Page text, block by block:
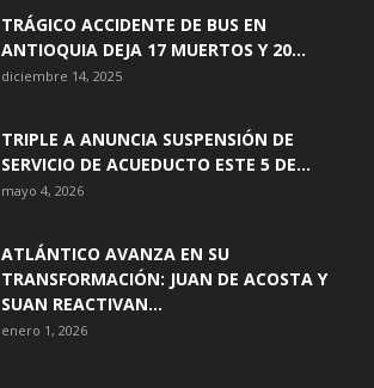
TRÁGICO ACCIDENTE DE BUS EN
ANTIOQUIA DEJA 17 MUERTOS Y 20...
diciembre 14, 2025
TRIPLE A ANUNCIA SUSPENSIÓN DE
SERVICIO DE ACUEDUCTO ESTE 5 DE...
mayo 4, 2026
ATLÁNTICO AVANZA EN SU
TRANSFORMACIÓN: JUAN DE ACOSTA Y
SUAN REACTIVAN...
enero 1, 2026